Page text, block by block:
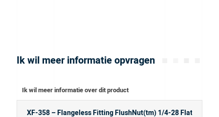
Ik wil meer informatie opvragen
Ik wil meer informatie over dit product